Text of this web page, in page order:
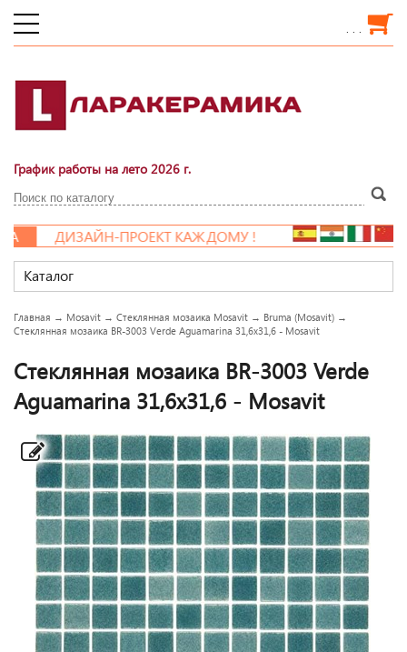
. . .
График работы на лето 2026 г.
ДИЗАЙН-ПРОЕКТ КАЖДОМУ !
Каталог
Главная → Mosavit → Стеклянная мозаика Mosavit → Bruma (Mosavit) →
Стеклянная мозаика BR-3003 Verde Aguamarina 31,6x31,6 - Mosavit
Стеклянная мозаика BR-3003 Verde
Aguamarina 31,6x31,6 - Mosavit